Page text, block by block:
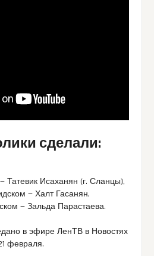
сделали:
Татевик Исаханян (г. Сланцы),
— Халт Гасанян,
— Зальда Парастаева.
в эфире ЛенТВ в Новостях
февраля.